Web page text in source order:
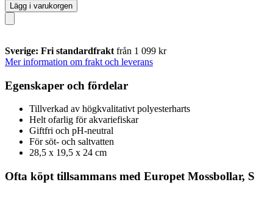
Lägg i varukorgen
Sverige: Fri standardfrakt från 1 099 kr
Mer information om frakt och leverans
Egenskaper och fördelar
Tillverkad av högkvalitativt polyesterharts
Helt ofarlig för akvariefiskar
Giftfri och pH-neutral
För söt- och saltvatten
28,5 x 19,5 x 24 cm
Ofta köpt tillsammans med Europet Mossbollar, S